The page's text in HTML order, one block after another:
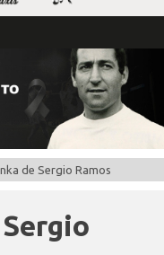
de Sergio Ramos